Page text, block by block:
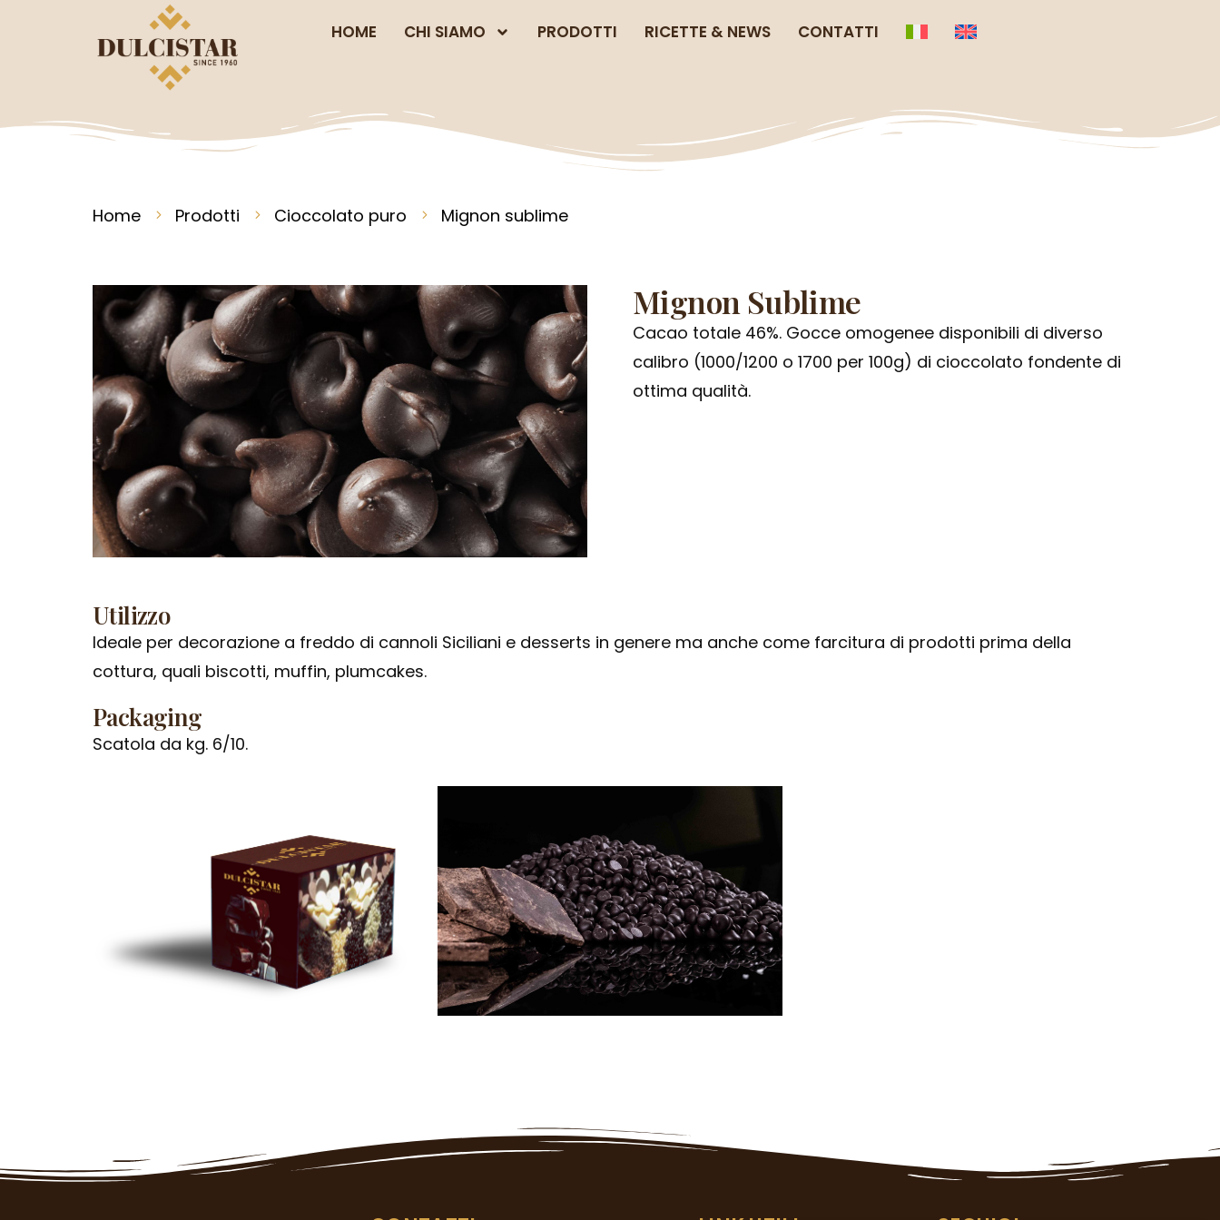
HOME CHI SIAMO PRODOTTI RICETTE & NEWS CONTATTI
Home Prodotti Cioccolato puro Mignon sublime
Mignon Sublime
Cacao totale 46%. Gocce omogenee disponibili di diverso
calibro (1000/1200 o 1700 per 100g) di cioccolato fondente di
ottima qualità.
Utilizzo
Ideale per decorazione a freddo di cannoli Siciliani e desserts in genere ma anche come farcitura di prodotti prima della
cottura, quali biscotti, muffin, plumcakes.
Packaging
Scatola da kg. 6/10.